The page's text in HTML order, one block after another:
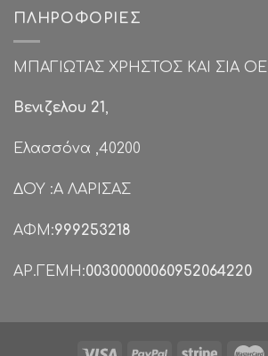
ΠΛΗΡΟΦΟΡΊΕΣ
ΜΠΑΓΙΩΤΑΣ ΧΡΗΣΤΟΣ ΚΑΙ ΣΙΑ ΟΕ
Βενιζελου 21,
Ελασσόνα ,40200
ΔΟΥ :Α ΛΑΡΙΣΑΣ
ΑΦΜ:999253218
ΑΡ.ΓΕΜΗ:00300000060952064220